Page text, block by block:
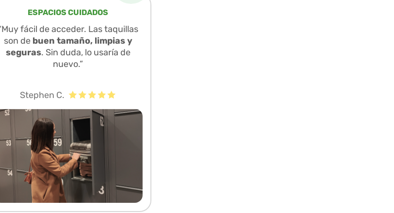
ESPACIOS CUIDADOS
fácil de acceder. Las taquillas
son de buen tamaño, limpias y
seguras. Sin duda, lo usaría de
nuevo.”
Stephen C.